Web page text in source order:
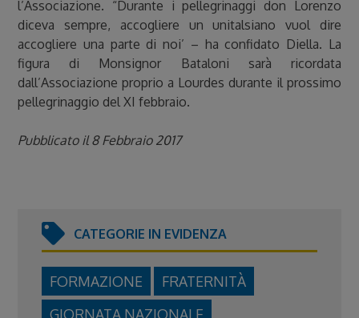
l’Associazione. “Durante i pellegrinaggi don Lorenzo
diceva sempre, accogliere un unitalsiano vuol dire
accogliere una parte di noi’ – ha confidato Diella. La
figura di Monsignor Bataloni sarà ricordata
dall’Associazione proprio a Lourdes durante il prossimo
pellegrinaggio del XI febbraio.
Pubblicato il 8 Febbraio 2017
CATEGORIE IN EVIDENZA
FORMAZIONE
FRATERNITÀ
GIORNATA NAZIONALE